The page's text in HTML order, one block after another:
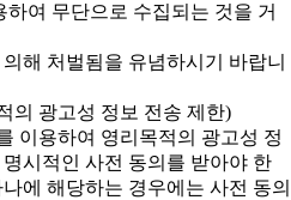
여 무단으로 수집되는 것을 거
해 처벌됨을 유념하시기 바랍니
의 광고성 정보 전송 제한)
이용하여 영리목적의 광고성 정
시적인 사전 동의를 받아야 한
에 해당하는 경우에는 사전 동의